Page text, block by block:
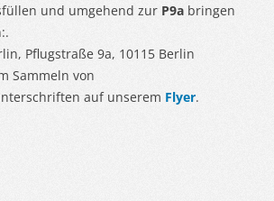
und umgehend zur P9a bringen
Pflugstraße 9a, 10115 Berlin
Sammeln von
auf unserem Flyer.